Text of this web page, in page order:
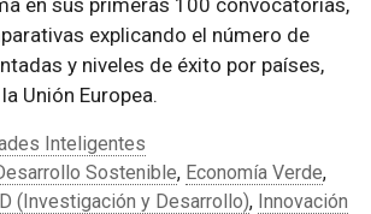
explicando el número de
y niveles de éxito por países,
Unión Europea.
Inteligentes
Sostenible, Economía Verde,
(Investigación y Desarrollo), Innovación